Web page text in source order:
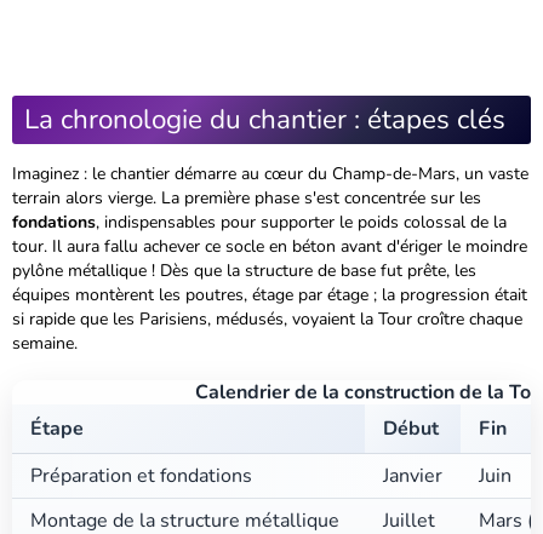
La chronologie du chantier : étapes clés
Imaginez : le chantier démarre au cœur du Champ-de-Mars, un vaste
terrain alors vierge. La première phase s'est concentrée sur les
fondations, indispensables pour supporter le poids colossal de la
tour. Il aura fallu achever ce socle en béton avant d'ériger le moindre
pylône métallique ! Dès que la structure de base fut prête, les
équipes montèrent les poutres, étage par étage ; la progression était
si rapide que les Parisiens, médusés, voyaient la Tour croître chaque
semaine.
Calendrier de la construction de la
Étape
Début
Fin
Préparation et fondations
Janvier
Juin
Montage de la structure métallique
Juillet Mars